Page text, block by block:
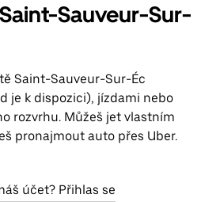
Sauveur-Sur-
Saint-Sauveur-Sur-Éc
je k dispozici), jízdami nebo
rozvrhu. Můžeš jet vlastním
pronajmout auto přes Uber.
účet? Přihlas se